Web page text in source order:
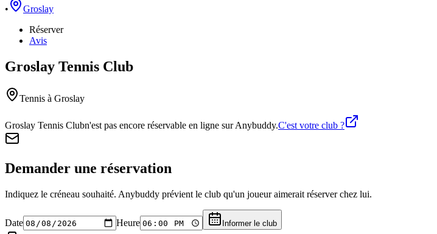
•
Groslay
Réserver
Avis
Groslay Tennis Club
Tennis à Groslay
Groslay Tennis Clubn'est pas encore réservable en ligne sur Anybuddy.C'est votre club ?
Demander une réservation
Indiquez le créneau souhaité. Anybuddy prévient le club qu'un joueur aimerait réserver chez lui.
Date Heure Informer le club